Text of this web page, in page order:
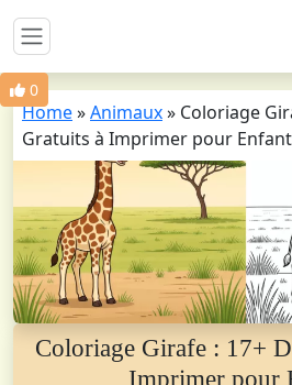
0
Home»Animaux» Coloriage
Gratuits à Imprimer pour
Coloriage Girafe : 17+
Imprimer pour